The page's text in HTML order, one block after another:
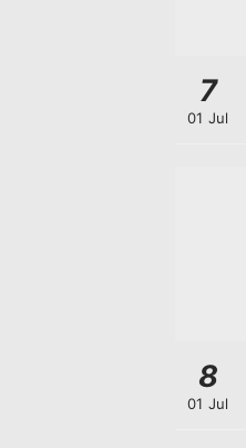
7
01 Jul
8
01 Jul